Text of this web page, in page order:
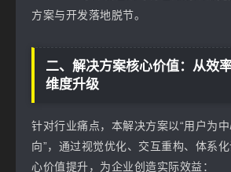
方案与开发落地脱节。
二、解决方案核心价值：从效
维度升级
针对行业痛点，本解决方案以“用户为
向”，通过视觉优化、交互重构、体系
心价值提升，为企业创造实际效益：